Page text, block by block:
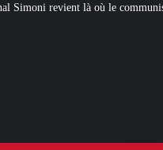
l’avait emprisonné